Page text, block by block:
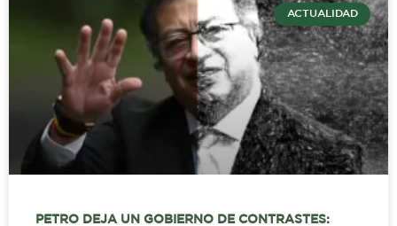
ACTUALIDAD
PETRO DEJA UN GOBIERNO DE CONTRASTES: